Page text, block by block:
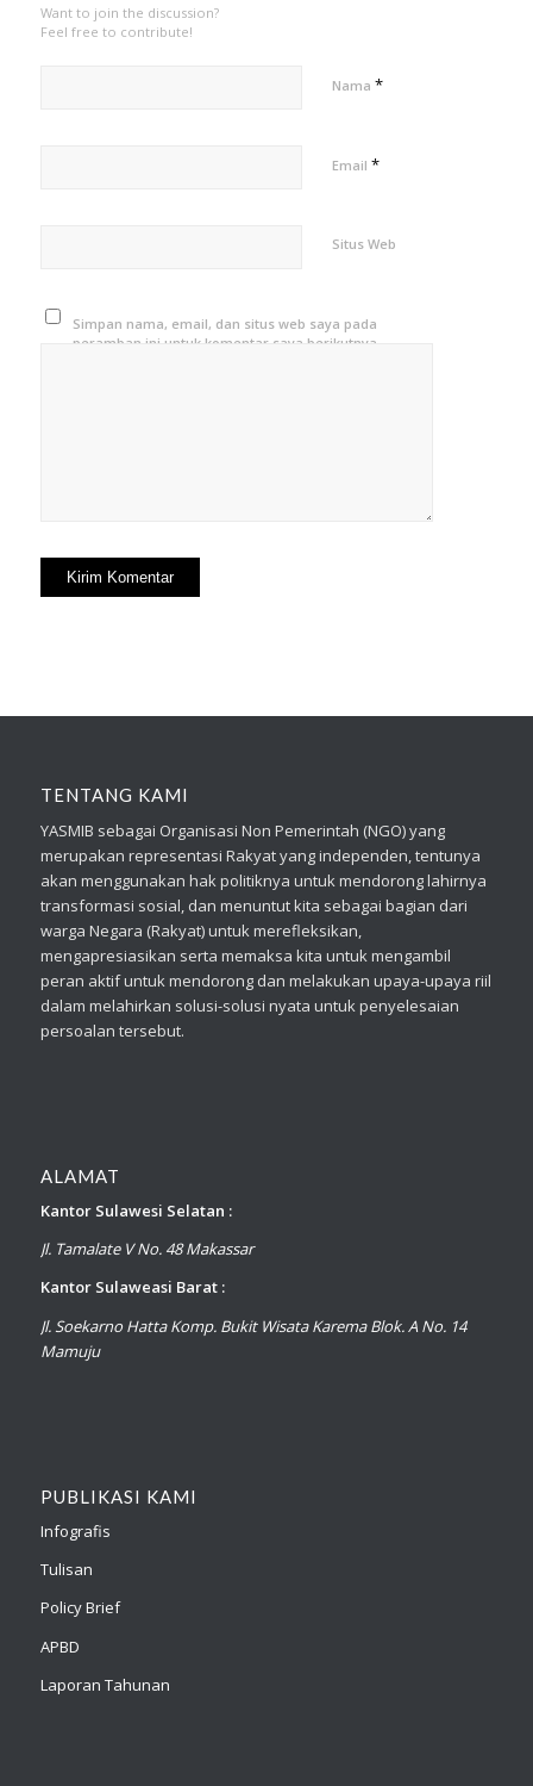
Want to join the discussion?
Feel free to contribute!
Nama *
Email *
Situs Web
Simpan nama, email, dan situs web saya pada
peramban ini untuk komentar saya berikutnya.
TENTANG KAMI
YASMIB sebagai Organisasi Non Pemerintah (NGO) yang
merupakan representasi Rakyat yang independen, tentunya
akan menggunakan hak politiknya untuk mendorong lahirnya
transformasi sosial, dan menuntut kita sebagai bagian dari
warga Negara (Rakyat) untuk merefleksikan,
mengapresiasikan serta memaksa kita untuk mengambil
peran aktif untuk mendorong dan melakukan upaya-upaya riil
dalam melahirkan solusi-solusi nyata untuk penyelesaian
persoalan tersebut.
ALAMAT
Kantor Sulawesi Selatan :
Jl. Tamalate V No. 48 Makassar
Kantor Sulaweasi Barat :
Jl. Soekarno Hatta Komp. Bukit Wisata Karema Blok. A No. 14
Mamuju
PUBLIKASI KAMI
Infografis
Tulisan
Policy Brief
APBD
Laporan Tahunan